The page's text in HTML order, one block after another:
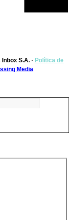
S.A. · Política de
Media